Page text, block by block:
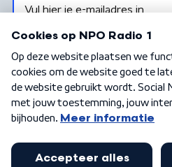
Algemene voorwaarden